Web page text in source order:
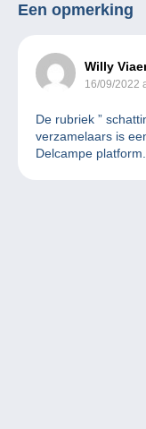
Een opmerking
Willy
16/09/2022
De rubriek ”
verzamelaars is
Delcampe platform.